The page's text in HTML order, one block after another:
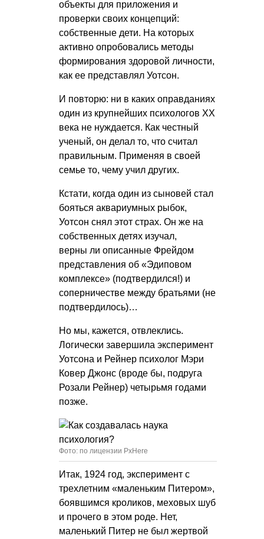
объекты для приложения и
проверки своих концепций:
собственные дети. На которых
активно опробовались методы
формирования здоровой личности,
как ее представлял Уотсон.
И повторю: ни в каких оправданиях
один из крупнейших психологов ХХ
века не нуждается. Как честный
ученый, он делал то, что считал
правильным. Применяя в своей
семье то, чему учил других.
Кстати, когда один из сыновей стал
бояться аквариумных рыбок,
Уотсон снял этот страх. Он же на
собственных детях изучал,
верны ли описанные Фрейдом
представления об «Эдиповом
комплексе» (подтвердился!) и
соперничестве между братьями (не
подтвердилось)…
Но мы, кажется, отвлеклись.
Логически завершила эксперимент
Уотсона и Рейнер психолог Мэри
Ковер Джонс (вроде бы, подруга
Розали Рейнер) четырьмя годами
позже.
Фото: по лицензии PxHere
Итак, 1924 год, эксперимент с
трехлетним «маленьким Питером»,
боявшимся кроликов, меховых шуб
и прочего в этом роде. Нет,
маленький Питер не был жертвой